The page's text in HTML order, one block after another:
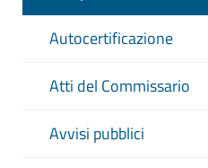
Autocertificazione
Atti del Commissario
Avvisi pubblici